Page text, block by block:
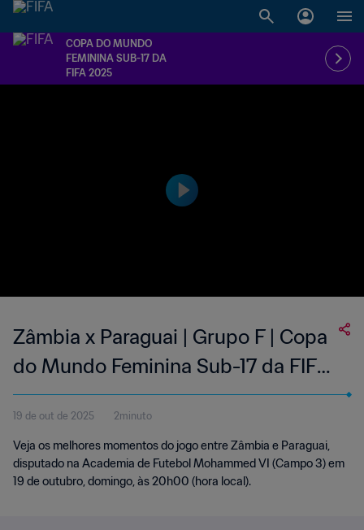
COPA DO MUNDO
FEMININA SUB-17 DA
FIFA 2025
Zâmbia x Paraguai | Grupo F | Copa
do Mundo Feminina Sub-17 da FIFA
Marrocos 2025™ | Melhores
momentos
19 de out de 2025 2minuto
Veja os melhores momentos do jogo entre Zâmbia e Paraguai,
disputado na Academia de Futebol Mohammed VI (Campo 3) em
19 de outubro, domingo, às 20h00 (hora local).